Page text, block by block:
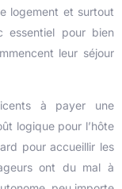
logement et surtout
essentiel pour bien
leur séjour
à payer une
logique pour l’hôte
pour accueillir les
ont du mal à